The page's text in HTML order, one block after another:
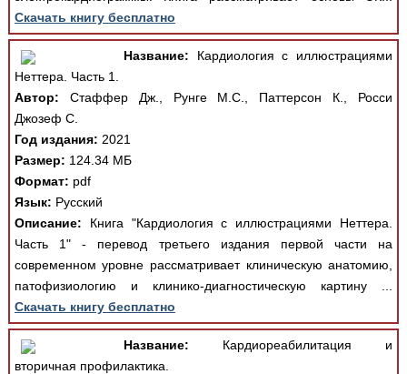
Скачать книгу бесплатно
Название: Кардиология с иллюстрациями
Неттера. Часть 1.
Автор: Стаффер Дж., Рунге М.С., Паттерсон К., Росси
Джозеф С.
Год издания: 2021
Размер: 124.34 МБ
Формат: pdf
Язык: Русский
Описание: Книга "Кардиология с иллюстрациями Неттера.
Часть 1" - перевод третьего издания первой части на
современном уровне рассматривает клиническую анатомию,
патофизиологию и клинико-диагностическую картину ...
Скачать книгу бесплатно
Название: Кардиореабилитация и
вторичная профилактика.